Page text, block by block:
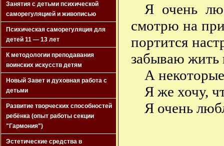
Занятия с детьми психической
саморегуляцией и живописью
Психическая саморегуляция для
детей 11 — 13 лет
К методологии преподавания
воинских искусств детям
Новый Завет и духовная работа с
детьми
Развитие творческих способностей
ребёнка (опыт работы секции
"Гармония")
Эстетические средства в
Я очень
смотрю на
портится
забываю жить
А
Я же хочу,
Я очень